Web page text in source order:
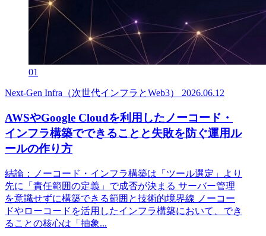
01
Next-Gen Infra（次世代インフラとWeb3） 2026.06.12
AWSやGoogle Cloudを利用したノーコード・
インフラ構築でできることと失敗を防ぐ運用ル
ールの作り方
結論：ノーコード・インフラ構築は「ツール選定」より
先に「責任範囲の定義」で成否が決まる サーバー管理
を意識せずに構築できる範囲と技術的境界線 ノーコー
ドやローコードを活用したインフラ構築において、でき
ることの核心は「抽象...